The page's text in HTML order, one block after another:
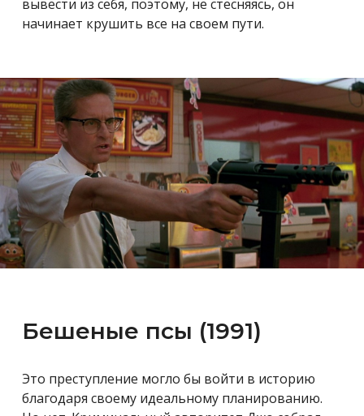
вывести из себя, поэтому, не стесняясь, он
начинает крушить все на своем пути.
Бешеные псы (1991)
Это преступление могло бы войти в историю
благодаря своему идеальному планированию.